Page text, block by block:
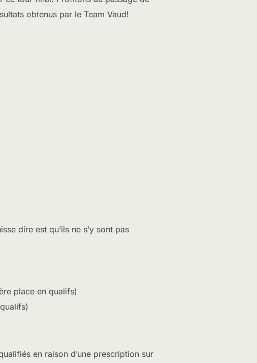
obtenus par le Team Vaud!
dire est qu’ils ne s’y sont pas
place en qualifs)
en raison d’une prescription sur